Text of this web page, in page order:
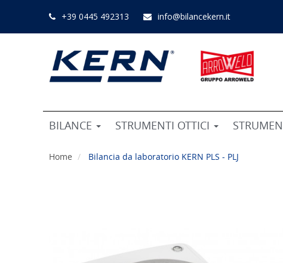
+39 0445 492313 info@bilancekern.it
BILANCE STRUMENTI OTTICI
Home Bilancia da laboratorio KERN PLS - PLJ